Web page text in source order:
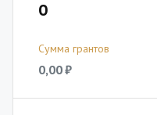
0
Сумма грантов
0,00 ₽